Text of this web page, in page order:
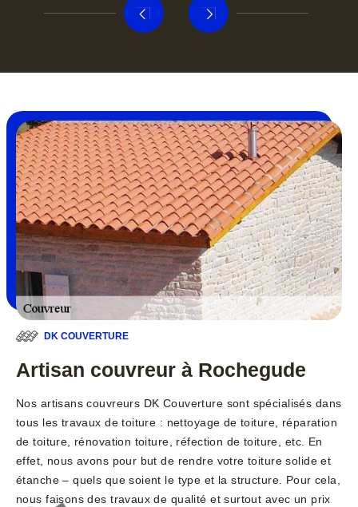
DK COUVERTURE
Artisan couvreur à Rochegude
Nos artisans couvreurs DK Couverture sont spécialisés dans
tous les travaux de toiture : nettoyage de toiture, réparation
de toiture, rénovation toiture, réfection de toiture, etc. En
effet, nous avons pour but de rendre votre toiture solide et
étanche – quels que soient le type et la structure. Pour cela,
nous faisons des travaux de qualité et surtout avec un prix